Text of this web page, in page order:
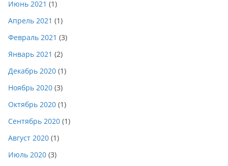
Июнь 2021 (1)
Апрель 2021 (1)
Февраль 2021 (3)
Январь 2021 (2)
Декабрь 2020 (1)
Ноябрь 2020 (3)
Октябрь 2020 (1)
Сентябрь 2020 (1)
Август 2020 (1)
Июль 2020 (3)